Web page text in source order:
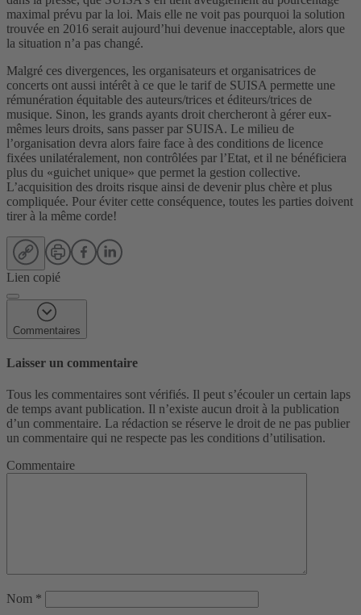
maximal prévu par la loi. Mais elle ne voit pas pourquoi la solution
trouvée en 2016 serait aujourd’hui devenue inacceptable, alors que
la situation n’a pas changé.
Malgré ces divergences, les organisateurs et organisatrices de
concerts ont aussi intérêt à ce que le tarif de SUISA permette une
rémunération équitable des auteurs/trices et éditeurs/trices de
musique. Sinon, les grands ayants droit chercheront à gérer eux-
mêmes leurs droits, sans passer par SUISA. Le milieu de
l’organisation devra alors faire face à des conditions de licence
fixées unilatéralement, non contrôlées par l’Etat, et il ne bénéficiera
plus du «guichet unique» que permet la gestion collective.
L’acquisition des droits risque ainsi de devenir plus chère et plus
compliquée. Pour éviter cette conséquence, toutes les parties doivent
tirer à la même corde!
Lien copié
Commentaires
Laisser un commentaire
Tous les commentaires sont vérifiés. Il peut s’écouler un certain laps
de temps avant publication. Il n’existe aucun droit à la publication
d’un commentaire. La rédaction se réserve le droit de ne pas publier
un commentaire qui ne respecte pas les conditions d’utilisation.
Commentaire
Nom *